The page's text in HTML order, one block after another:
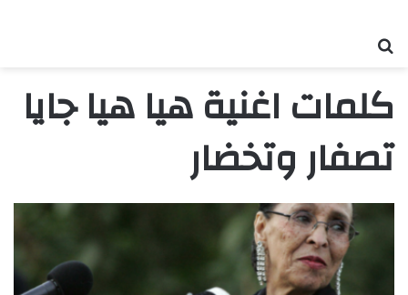
كلمات اغنية هيا هيا جايا
تصفار وتخضار